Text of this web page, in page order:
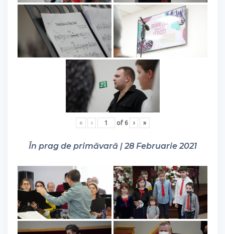
« ‹ of 6 › »
În prag de primăvară | 28 Februarie 2021